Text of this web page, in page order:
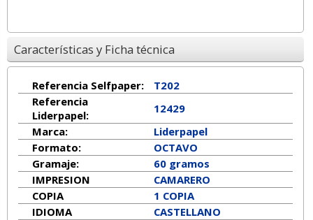
Características y Ficha técnica
Referencia Selfpaper:
T202
Referencia
Liderpapel:
12429
Marca:
Liderpapel
Formato:
OCTAVO
Gramaje:
60 gramos
IMPRESION
CAMARERO
COPIA
1 COPIA
IDIOMA
CASTELLANO